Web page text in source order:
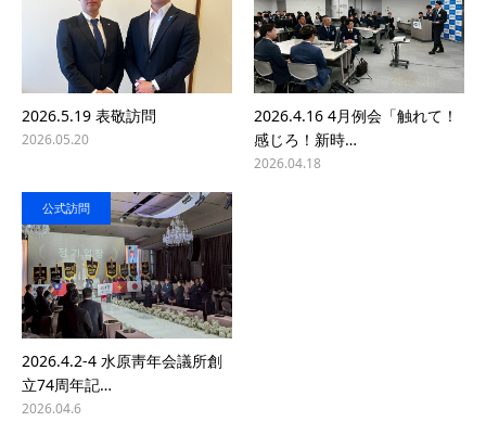
2026.5.19 表敬訪問
2026.05.20
2026.4.16 4月例会「触れて！
感じろ！新時…
2026.04.18
公式訪問
2026.4.2-4 水原靑年会議所創
立74周年記…
2026.04.6